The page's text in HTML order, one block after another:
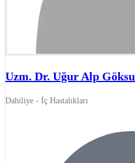
Uzm. Dr. Uğur Alp Göksu
Dahiliye - İç Hastalıkları